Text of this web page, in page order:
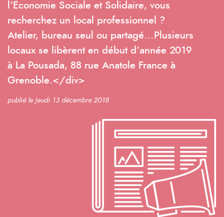
l’Économie Sociale et Solidaire, vous
recherchez un local professionnel ?
Atelier, bureau seul ou partagé…Plusieurs
locaux se libèrent en début d’année 2019
à La Pousada, 88 rue Anatole France à
Grenoble.</div>
publié le Jeudi 13 décembre 2018